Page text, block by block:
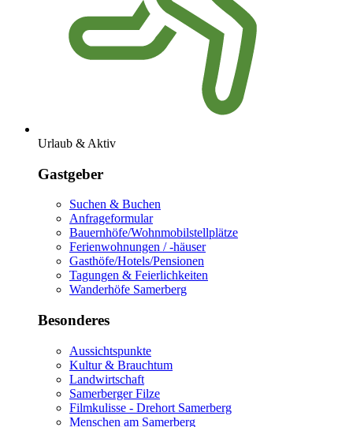
Urlaub & Aktiv
Gastgeber
Suchen & Buchen
Anfrageformular
Bauernhöfe/Wohnmobilstellplätze
Ferienwohnungen / -häuser
Gasthöfe/Hotels/Pensionen
Tagungen & Feierlichkeiten
Wanderhöfe Samerberg
Besonderes
Aussichtspunkte
Kultur & Brauchtum
Landwirtschaft
Samerberger Filze
Filmkulisse - Drehort Samerberg
Menschen am Samerberg